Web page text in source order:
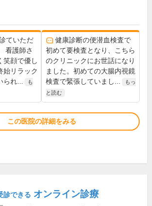
ていただ
看護師さ
笑顔で優し
始リラック
れ...
も
健康診断の便潜血検査で
初めて要検査となり、こちら
のクリニックにお世話になり
ました。初めての大腸内視鏡
検査で緊張していまし...
もっ
と読む
この医院の詳細をみる
診できる オンライン診療